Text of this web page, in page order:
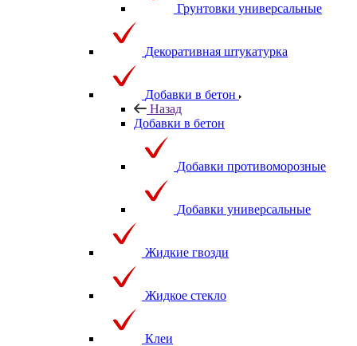
Грунтовки универсальные
Декоративная штукатурка
Добавки в бетон
Назад
Добавки в бетон
Добавки противоморозные
Добавки универсальные
Жидкие гвозди
Жидкое стекло
Клеи